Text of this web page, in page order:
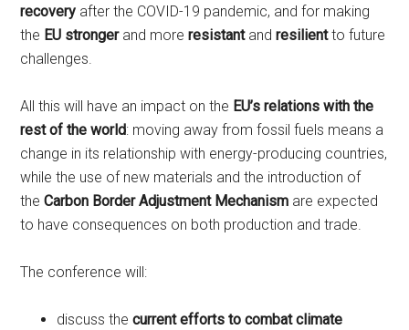
recovery after the COVID-19 pandemic, and for making
the EU strongerand moreresistantandresilientto future
challenges.
All this will have an impact on the EU’s relations with the
rest of the world: moving away from fossil fuels means a
change in its relationship with energy-producing countries,
while the use of new materials and the introduction of
theCarbon Border Adjustment Mechanism are expected
to have consequences on both production and trade.
The conference will:
discuss thecurrent efforts to combat climate